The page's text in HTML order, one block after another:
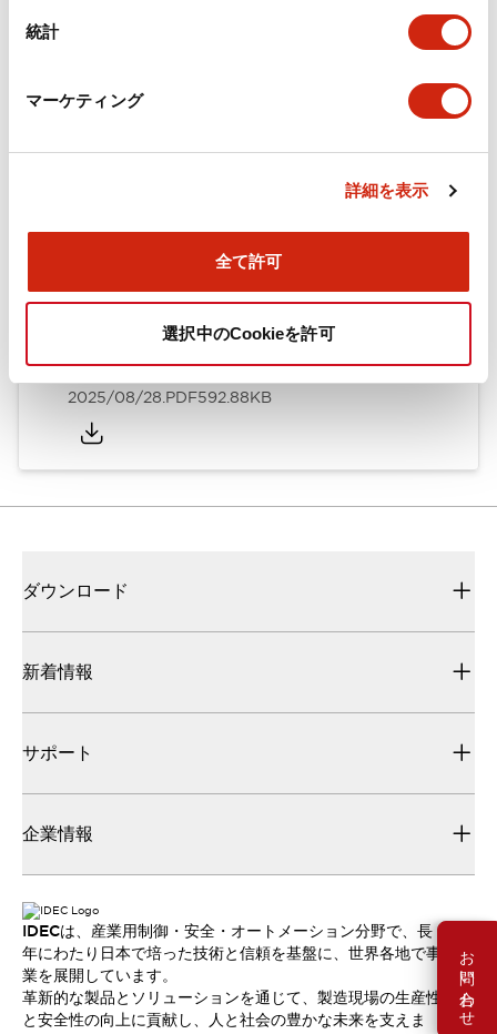
統計
マーケティング
詳細を表示
全て許可
選択中のCookieを許可
お問い合わせ
ドキュメントとファイル
カタログ CAD
ARN形モノレバースイッチ／CSシリーズカムスイッチ
2025/08/28.PDF1.20MB
2025/08/28.PDF592.88KB
ダウンロード
新着情報
サポート
企業情報
IDECは、産業用制御・安全・オートメーション分野で、長
年にわたり日本で培った技術と信頼を基盤に、世界各地で事
業を展開しています。
革新的な製品とソリューションを通じて、製造現場の生産性
と安全性の向上に貢献し、人と社会の豊かな未来を支えま